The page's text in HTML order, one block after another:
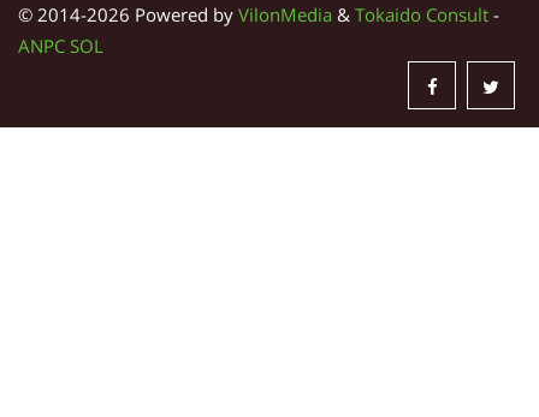
© 2014-2026 Powered by VilonMedia & Tokaido Consult -
ANPC SOL